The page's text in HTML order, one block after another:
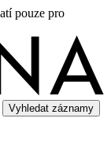
pouze pro
Vyhledat záznamy